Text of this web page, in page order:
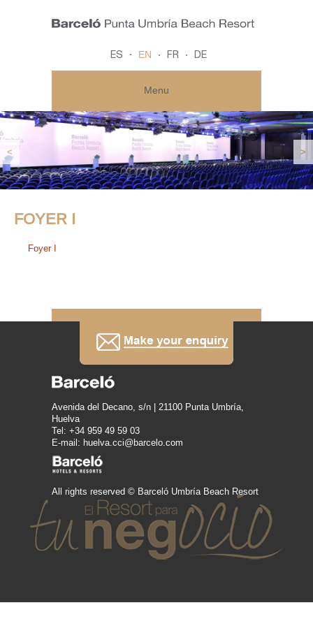
ES EN FR DE
Menu
< >
FOYER I
Foyer I
Avenida del Decano, s/n | 21100 Punta Umbría,
Huelva
Tel: +34 959 49 59 03
E-mail: huelva.cci@barcelo.com
All rights reserved © Barceló Umbría Beach Resort